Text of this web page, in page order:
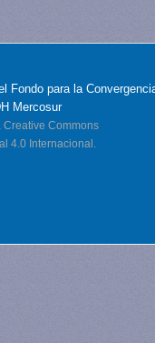
Fondo para la
Mercosur
Creative Commons
4.0 Internacional.